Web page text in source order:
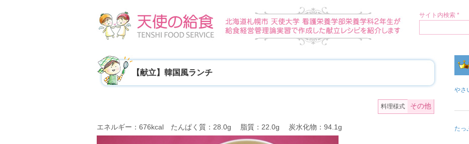
サイト内検索 *
【献立】韓国風ランチ
料理様式 その他
エネルギー：676kcal たんぱく質：28.0g 脂質：22.0g 炭水化物：94.1g
やさ
たっ